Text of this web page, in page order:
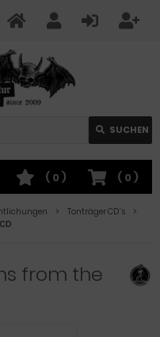
SUCHEN
( 0 )
( 0 )
Tonträger CD`s
from the